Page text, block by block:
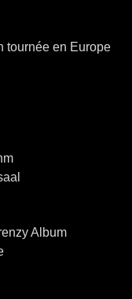
tournée en Europe
Album